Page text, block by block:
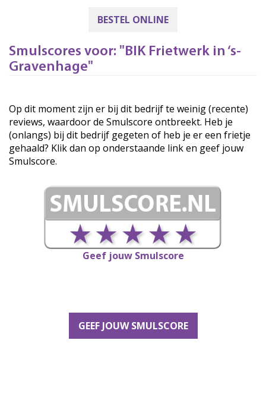
BESTEL ONLINE
Smulscores voor: "BIK Frietwerk in ‘s-
Gravenhage"
Op dit moment zijn er bij dit bedrijf te weinig (recente)
reviews, waardoor de Smulscore ontbreekt. Heb je
(onlangs) bij dit bedrijf gegeten of heb je er een frietje
gehaald? Klik dan op onderstaande link en geef jouw
Smulscore.
Geef jouw Smulscore
GEEF JOUW SMULSCORE